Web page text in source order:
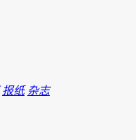
报纸 杂志